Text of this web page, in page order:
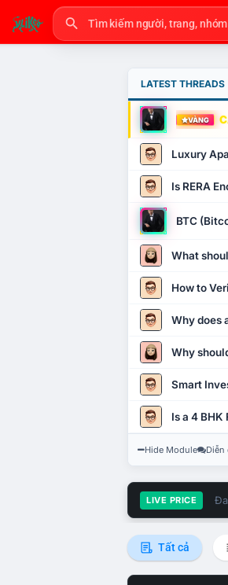
LATEST THREADS
VÀNG
Luxury
Is RERA
BTC
What
How to
Why does
Why
Smart
Is a 4 BHK
Hide Module Diễn
LIVE PRICE
Tất cả